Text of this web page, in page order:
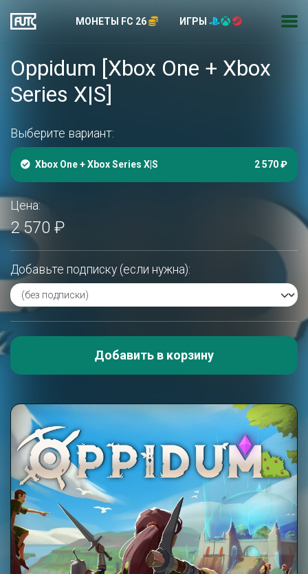
МОНЕТЫ FC 26 ИГРЫ
Oppidum [Xbox One + Xbox
Series X|S]
Выберите вариант:
Xbox One + Xbox Series X|S 2 570 ₽
Цена:
2 570 ₽
Добавьте подписку (если нужна):
Добавить в корзину